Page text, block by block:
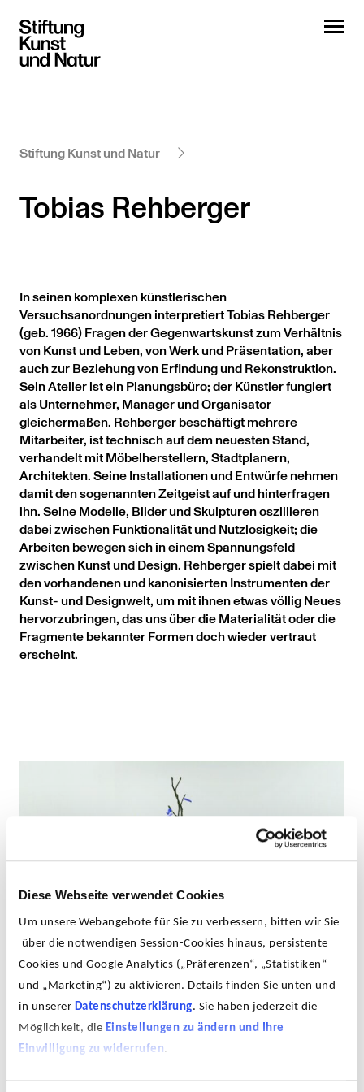
Diese Webseite verwendet Cookies
Um unsere Webangebote für Sie zu verbessern, bitten wir Sie
über die notwendigen Session-Cookies hinaus, persistente
Cookies und Google Analytics („Präferenzen“, „Statistiken“
und „Marketing“) zu aktivieren. Details finden Sie unten und
in unserer Datenschutzerklärung. Sie haben jederzeit die
Möglichkeit, die Einstellungen zu ändern und Ihre
Einwilligung zu widerrufen.
Stiftung Kunst und Natur
Tobias Rehberger
In seinen komplexen künstlerischen
Versuchsanordnungen interpretiert Tobias Rehberger
(geb. 1966) Fragen der Gegenwartskunst zum Verhältnis
von Kunst und Leben, von Werk und Präsentation, aber
auch zur Beziehung von Erfindung und Rekonstruktion.
Sein Atelier ist ein Planungsbüro; der Künstler fungiert
als Unternehmer, Manager und Organisator
gleichermaßen. Rehberger beschäftigt mehrere
Mitarbeiter, ist technisch auf dem neuesten Stand,
verhandelt mit Möbelherstellern, Stadtplanern,
Architekten. Seine Installationen und Entwürfe nehmen
damit den sogenannten Zeitgeist auf und hinterfragen
ihn. Seine Modelle, Bilder und Skulpturen oszillieren
dabei zwischen Funktionalität und Nutzlosigkeit; die
Arbeiten bewegen sich in einem Spannungsfeld
zwischen Kunst und Design. Rehberger spielt dabei mit
den vorhandenen und kanonisierten Instrumenten der
Kunst- und Designwelt, um mit ihnen etwas völlig Neues
hervorzubringen, das uns über die Materialität oder die
Fragmente bekannter Formen doch wieder vertraut
erscheint.
Mother Dying II, 2004, Draht, Holz, Tape, Papier, 240 x
300 x 200 cm